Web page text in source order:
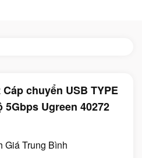
chuyển USB TYPE
5Gbps Ugreen 40272
Trung Bình